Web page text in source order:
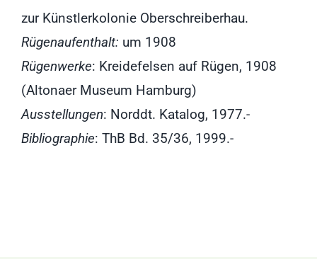
RUGIA Shop
zur Künstlerkolonie Oberschreiberhau.
Rügenaufenthalt: um 1908
Rügenwerke: Kreidefelsen auf Rügen, 1908
(Altonaer Museum Hamburg)
Ausstellungen: Norddt. Katalog, 1977.-
Bibliographie: ThB Bd. 35/36, 1999.-